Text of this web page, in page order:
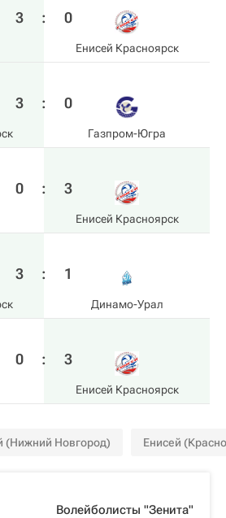
3 : 0
Енисей Красноярск
3 : 0
Газпром-Югра
0 : 3
Енисей Красноярск
3 : 1
Динамо-Урал
0 : 3
Енисей Красноярск
(Нижний Новгород) Енисей
Волейболисты "Зенита"